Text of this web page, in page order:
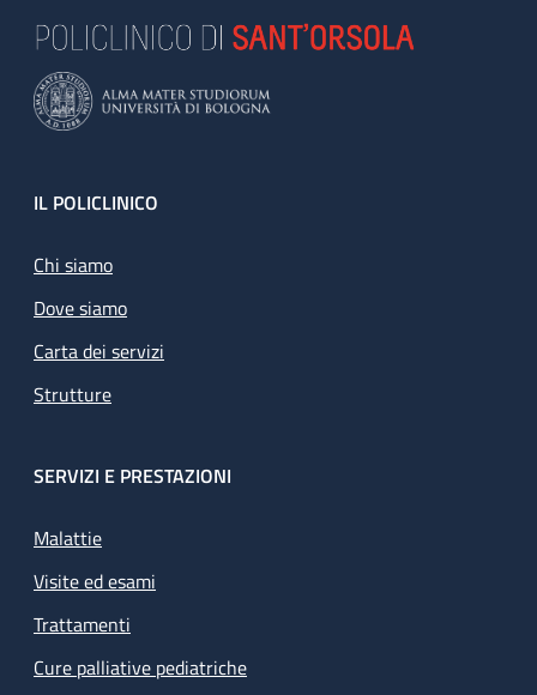
Footer
IL POLICLINICO
Chi siamo
Dove siamo
Carta dei servizi
Strutture
SERVIZI E PRESTAZIONI
Malattie
Visite ed esami
Trattamenti
Cure palliative pediatriche